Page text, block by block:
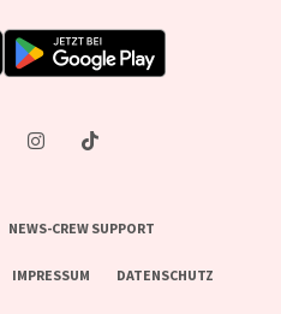
NEWS-CREW SUPPORT
IMPRESSUM DATENSCHUTZ